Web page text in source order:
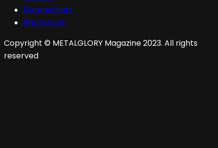
Datenschutz
Impressum
Copyright © METALGLORY Magazine 2023. All rights
reserved